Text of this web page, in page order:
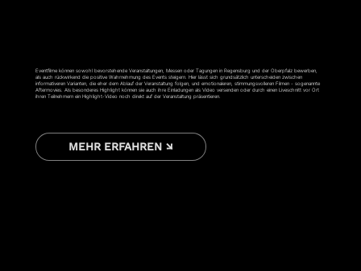
Eventfilme können sowohl bevorstehende Veranstaltungen, Messen oder Tagungen in Regensburg und der Oberpfalz bewerben,
als auch rückwirkend die positive Wahrnehmung des Events steigern. Hier lässt sich grundsätzlich unterscheiden zwischen
informativeren Varianten, die eher dem Ablauf der Veranstaltung folgen, und emotionaleren, stimmungsvolleren Filmen - sogenannte
Aftermovies. Als besonderes Highlight können sie auch ihre Einladungen als Video versenden oder durch einen Liveschnitt vor Ort
ihren Teilnehmern ein Highlight-Video noch direkt auf der Veranstaltung präsentieren.
MEHR ERFAHREN ↘